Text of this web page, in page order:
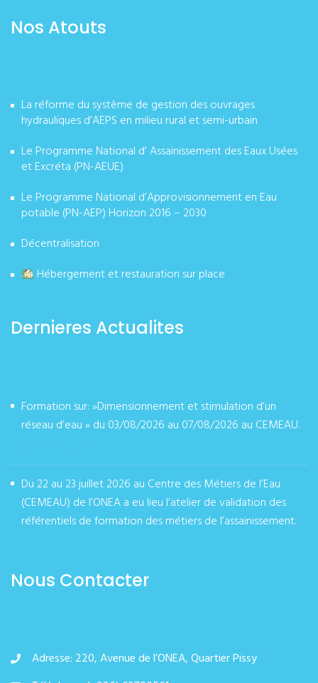
Nos Atouts
La réforme du système de gestion des ouvrages
hydrauliques d’AEPS en milieu rural et semi-urbain
Le Programme National d’ Assainissement des Eaux Usées
et Excréta (PN-AEUE)
Le Programme National d’Approvisionnement en Eau
potable (PN-AEP) Horizon 2016 – 2030
Décentralisation
Hébergement et restauration sur place
Dernieres Actualites
Formation sur: »Dimensionnement et stimulation d’un
réseau d’eau » du 03/08/2026 au 07/08/2026 au CEMEAU.
Du 22 au 23 juillet 2026 au Centre des Métiers de l’Eau
(CEMEAU) de l’ONEA a eu lieu l’atelier de validation des
référentiels de formation des métiers de l’assainissement.
Nous Contacter
Adresse: 220, Avenue de l’ONEA, Quartier Pissy